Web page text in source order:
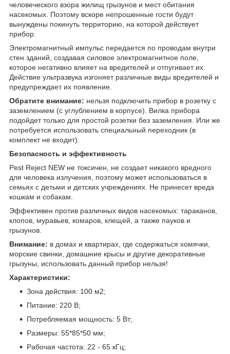
человеческого взора жилищ грызунов и мест обитания
насекомых. Поэтому вскоре непрошенные гости будут
вынуждены покинуть территорию, на которой действует
прибор.
Электромагнитный импульс передается по проводам внутри
стен зданий, создавая силовое электромагнитное поле,
которое негативно влияет на вредителей и отпугивает их.
Действие ультразвука изгоняет различные виды вредителей и
предупреждает их появление.
Обратите внимание: нельзя подключить прибор в розетку с
заземлением (с углублением в корпусе). Вилка прибора
подойдет только для простой розетки без заземления. Или же
потребуется использовать специальный переходник (в
комплект не входит).
Безопасность и эффективность
Pest Reject NEW не токсичен, не создает никакого вредного
для человека излучения, поэтому может использоваться в
семьях с детьми и детских учреждениях. Не принесет вреда
кошкам и собакам.
Эффективен против различных видов насекомых: тараканов,
клопов, муравьев, комаров, клещей, а также пауков и
грызунов.
Внимание: в домах и квартирах, где содержаться хомячки,
морские свинки, домашние крысы и другие декоративные
грызуны, использовать данный прибор нельзя!
Характеристики:
Зона действия: 100 м2;
Питание: 220 В;
Потребляемая мощность: 5 Вт;
Размеры: 55*85*50 мм;
Рабочая частота: 22 - 65 кГц;